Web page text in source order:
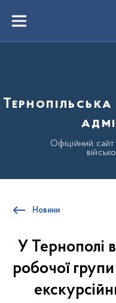
вмістуMenu
Офіційний сайт
Новини
У Тернополі
робочої групи